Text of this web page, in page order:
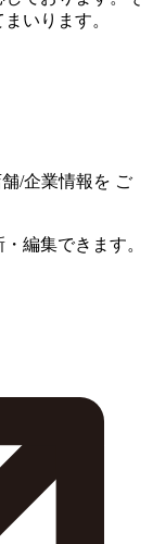
いります。
舗/企業情報を ご
編集できます。